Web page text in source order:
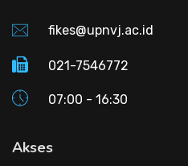
fikes@upnvj.ac.id
021-7546772
07:00 - 16:30
Akses